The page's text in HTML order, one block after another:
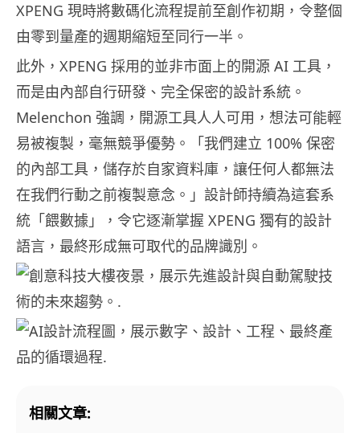
XPENG 現時將數碼化流程提前至創作初期，令整個
由零到量產的週期縮短至同行一半。
此外，XPENG 採用的並非市面上的開源 AI 工具，
而是由內部自行研發、完全保密的設計系統。
Melenchon 強調，開源工具人人可用，想法可能輕
易被複製，毫無競爭優勢。「我們建立 100% 保密
的內部工具，儲存於自家資料庫，讓任何人都無法
在我們行動之前複製意念。」設計師持續為這套系
統「餵數據」，令它逐漸掌握 XPENG 獨有的設計
語言，最終形成無可取代的品牌識別。
相關文章: